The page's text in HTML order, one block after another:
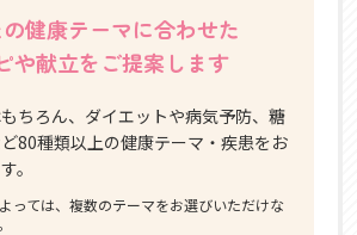
健康テーマに合わせた
や献立をご提案します
ちろん、ダイエットや病気予防、糖
80種類以上の健康テーマ・疾患をお
。
っては、複数のテーマをお選びいただけな